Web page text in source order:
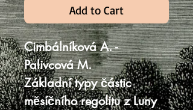
Add to Cart
Cimbálníková A. -
Palivcová M.
Základní typy částic
měsíčního regolitu z Luny